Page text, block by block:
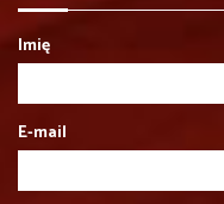
Imię
E-mail